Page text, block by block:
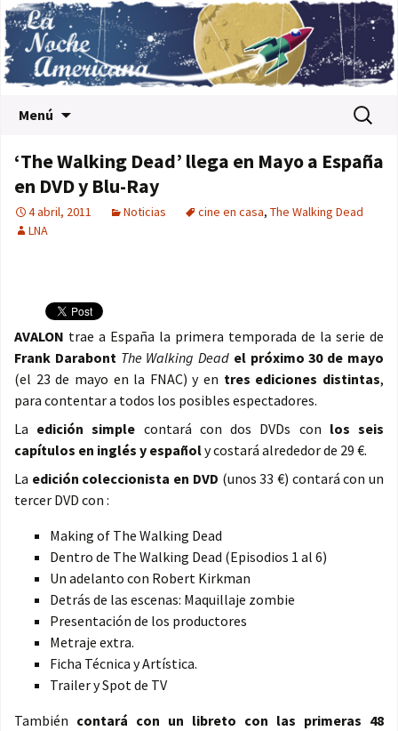
Menú Buscar:
‘The Walking Dead’ llega en Mayo a España
en DVD y Blu-Ray
4 abril, 2011 Noticias cine en casa, The Walking Dead
LNA
AVALON trae a España la primera temporada de la serie de
Frank Darabont The Walking Dead el próximo 30 de mayo
(el 23 de mayo en la FNAC) y en tres ediciones distintas,
para contentar a todos los posibles espectadores.
La edición simple contará con dos DVDs con los seis
capítulos en inglés y españoly costará alrededor de 29 €.
La edición coleccionista en DVD (unos 33 €) contará con un
tercer DVD con :
Making of The Walking Dead
Dentro de The Walking Dead (Episodios 1 al 6)
Un adelanto con Robert Kirkman
Detrás de las escenas: Maquillaje zombie
Presentación de los productores
Metraje extra.
Ficha Técnica y Artística.
Trailer y Spot de TV
También contará con un libreto con las primeras 48